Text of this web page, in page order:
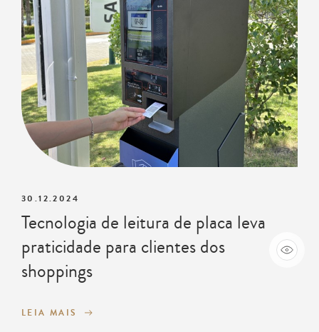
30.12.2024
Tecnologia de leitura de placa leva
praticidade para clientes dos
shoppings
LEIA MAIS